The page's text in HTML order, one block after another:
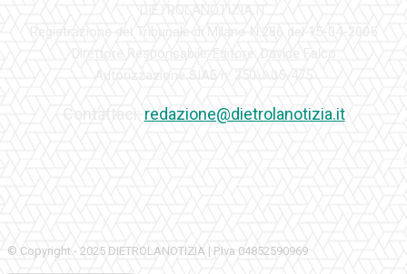
redazione@dietrolanotizia.it
© Copyright - 2025 DIETROLANOTIZIA | P.Iva 04852590969